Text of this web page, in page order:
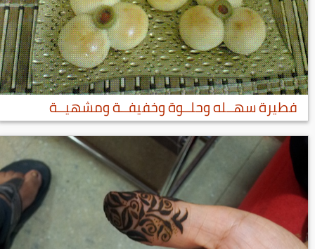
فطيرة سهــله وحلــوة وخفيفــة ومشهيــة